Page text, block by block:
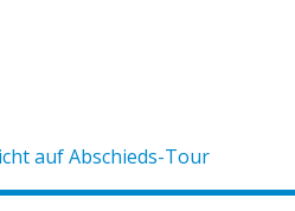
auf Abschieds-Tour